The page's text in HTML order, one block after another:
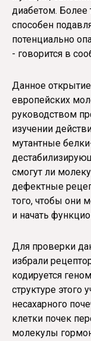
диабетом. Более
способен
потенциально
- говорится в
Данное
европейских
руководством
изучении
мутантные
смогут ли
дефектные
того, чтобы они
и начать
Для проверки
избрали
кодируется
структуре этого
несахарного
клетки почек
молекулы